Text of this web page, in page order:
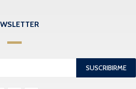
SUSCRIBIRME